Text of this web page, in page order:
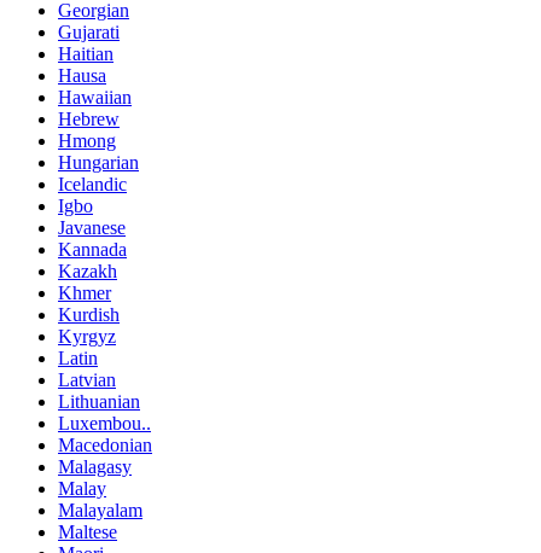
Georgian
Gujarati
Haitian
Hausa
Hawaiian
Hebrew
Hmong
Hungarian
Icelandic
Igbo
Javanese
Kannada
Kazakh
Khmer
Kurdish
Kyrgyz
Latin
Latvian
Lithuanian
Luxembou..
Macedonian
Malagasy
Malay
Malayalam
Maltese